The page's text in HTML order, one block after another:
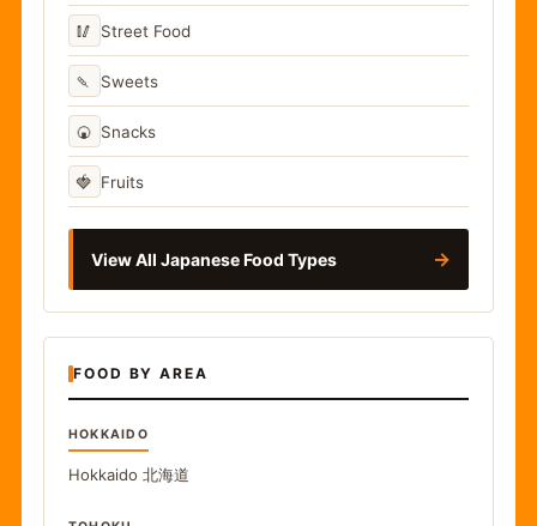
🥢 Street Food
🍡 Sweets
🍘 Snacks
🍓 Fruits
View All Japanese Food Types →
FOOD BY AREA
HOKKAIDO
Hokkaido 北海道